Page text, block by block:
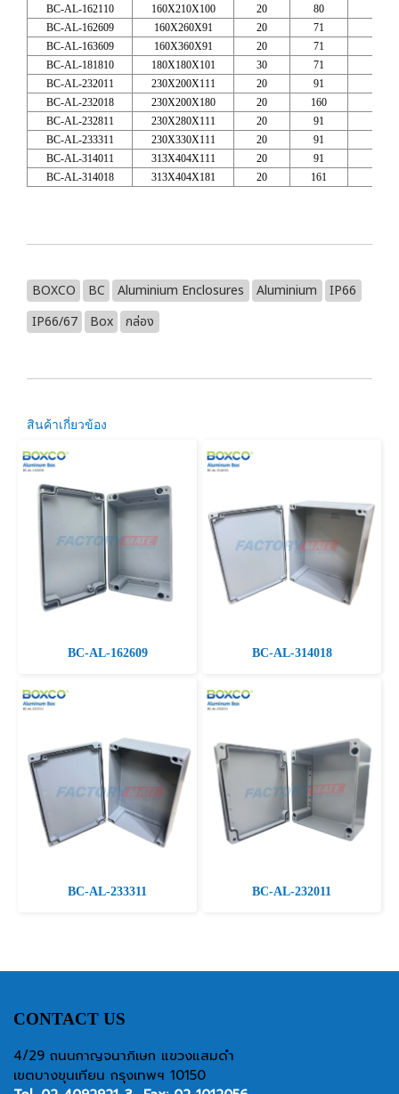
BC-AL-162110
160X210X100 20 80
BC-AL-162609
160X260X91 20 71
BC-AL-163609
160X360X91 20 71
BC-AL-181810
180X180X101 30 71
BC-AL-232011
230X200X111 20 91
BC-AL-232018
230X200X180 20 160
BC-AL-232811
230X280X111 20 91
BC-AL-233311
230X330X111 20 91
BC-AL-314011
313X404X111 20 91
BC-AL-314018
313X404X181 20 161
BOXCO BC Aluminium Enclosures Aluminium
IP66
IP66/67
Box กล่อง
สินค้าเกี่ยวข้อง
BC-AL-162609 BC-AL-314018
BC-AL-233311 BC-AL-232011
CONTACT US
4/29 ถนนกาญจนาภิเษก แขวงแสมดำ
เขตบางขุนเทียน กรุงเทพฯ 10150